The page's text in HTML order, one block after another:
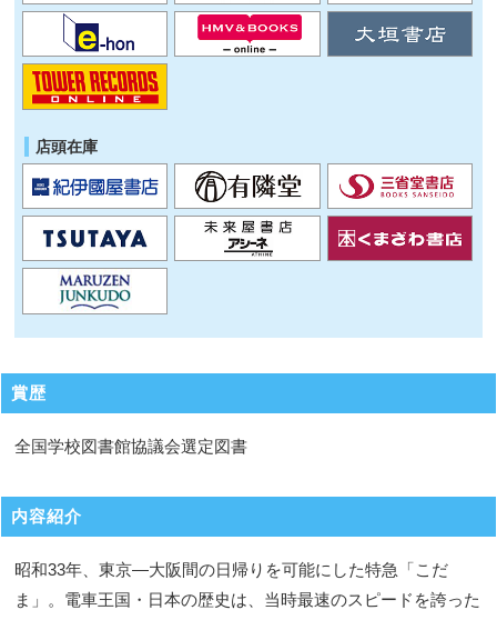
店頭在庫
賞歴
全国学校図書館協議会選定図書
内容紹介
昭和33年、東京―大阪間の日帰りを可能にした特急「こだ
ま」。電車王国・日本の歴史は、当時最速のスピードを誇った